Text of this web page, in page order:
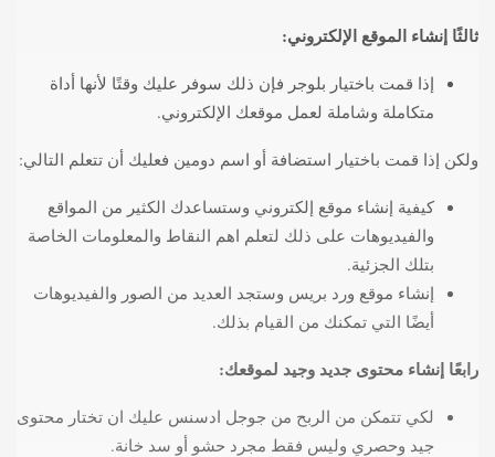
ثالثًا إنشاء الموقع الإلكتروني:
إذا قمت باختيار بلوجر فإن ذلك سوفر عليك وقتًا لأنها أداة
متكاملة وشاملة لعمل موقعك الإلكتروني.
ولكن إذا قمت باختيار استضافة أو اسم دومين فعليك أن تتعلم التالي:
كيفية إنشاء موقع إلكتروني وستساعدك الكثير من المواقع
والفيديوهات على ذلك لتعلم اهم النقاط والمعلومات الخاصة
بتلك الجزئية.
إنشاء موقع ورد بريس وستجد العديد من الصور والفيديوهات
أيضًا التي تمكنك من القيام بذلك.
رابعًا إنشاء محتوى جديد وجيد لموقعك:
لكي تتمكن من الربح من جوجل ادسنس عليك ان تختار محتوى
جيد وحصري وليس فقط مجرد حشو أو سد خانة.